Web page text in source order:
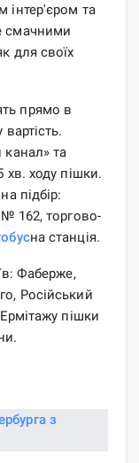
інтер'єром та
смачними
для своїх
прямо в
канал» та
хв. ходу пішки.
підбір:
№ 162, торгово-
на станція.
Фаберже,
Російський
пішки